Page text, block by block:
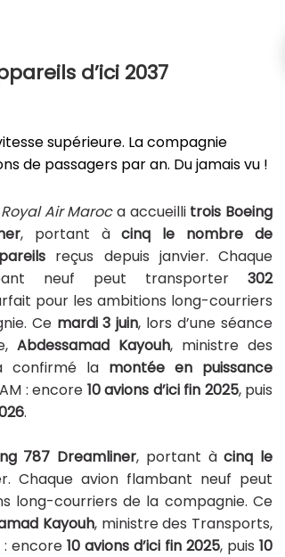
d’ici 2037
supérieure. La compagnie
de passagers par an. Du jamais vu !
Royal Air Maroca accueilli trois Boeing
, portant àcinq le nombre de
reçus depuis janvier. Chaque
neuf peut transporter 302
pour les ambitions long-courriers
Ce mardi 3 juin, lors d’une séance
Abdessamad Kayouh, ministre des
confirmé la montée en puissance
: encore 10 avions d’ici fin 2025, puis
.
787 Dreamliner, portant àcinq le
Chaque avion flambant neuf peut
long-courriers de la compagnie. Ce
Kayouh, ministre des Transports,
: encore 10 avions d’ici fin 2025, puis10